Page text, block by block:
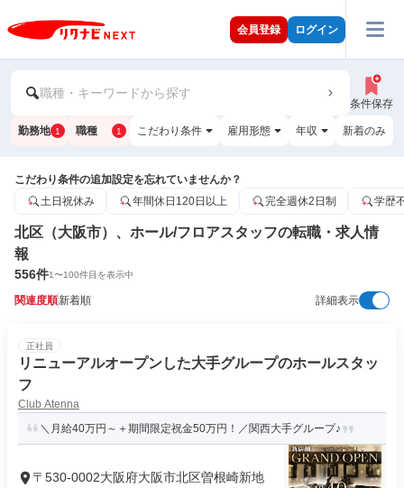
会員登録 ログイン
職種・キーワードから探す
条件保存
勤務地 1 職種 1 こだわり条件 雇用形態 年収 新着のみ
こだわり条件の追加設定を忘れていませんか？
土日祝休み
年間休日120日以上 完全週休2日制 学歴
北区（大阪市）、ホール/フロアスタッフの転職・求人情
報
556件1〜100件目を表示中
関連度順新着順 詳細表示
正社員
リニューアルオープンした大手グループのホールスタッ
フ
Club Atenna
＼月給40万円～＋期間限定祝金50万円！／関西大手グループ♪
〒530-0002大阪府大阪市北区曽根崎新地